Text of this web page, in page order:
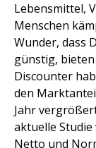
Lebensmittel,
Menschen
Wunder, dass
günstig,
Discounter
den
Jahr
aktuelle Studie
Netto und